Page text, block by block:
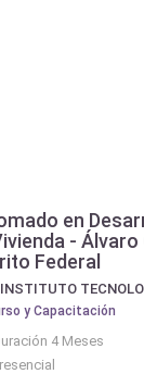
en
-
Federal
y Capacitación
4 Meses